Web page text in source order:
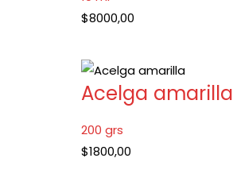
$8000,00
Acelga amarilla
200 grs
$1800,00